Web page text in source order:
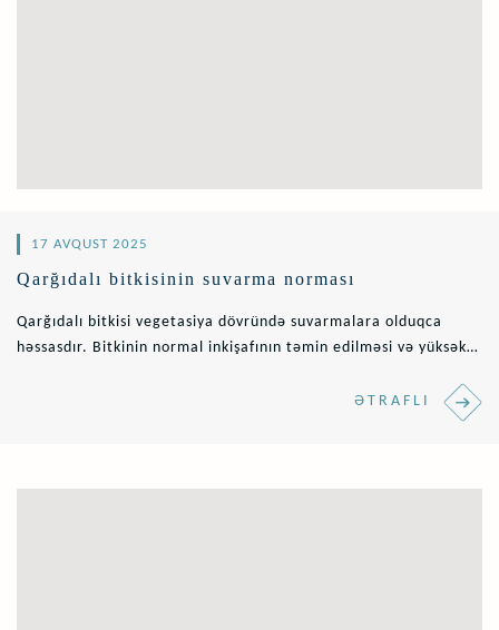
17 AVQUST 2025
Qarğıdalı bitkisinin suvarma norması
Qarğıdalı bitkisi vegetasiya dövründə suvarmalara olduqca
həssasdır. Bitkinin normal inkişafının təmin edilməsi və yüksək
ƏTRAFLI